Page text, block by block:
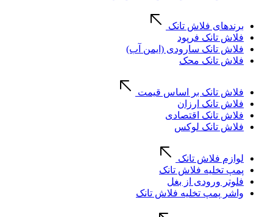
برندهای فلاش تانک
فلاش تانک فرپود
فلاش تانک سارودی (ایمن آب)
فلاش تانک محک
فلاش تانک بر اساس قیمت
فلاش تانک ارزان
فلاش تانک اقتصادی
فلاش تانک لوکس
لوازم فلاش تانک
پمپ تخلیه فلاش تانک
فلوتر ورودی از بغل
واشر پمپ تخلیه فلاش تانک